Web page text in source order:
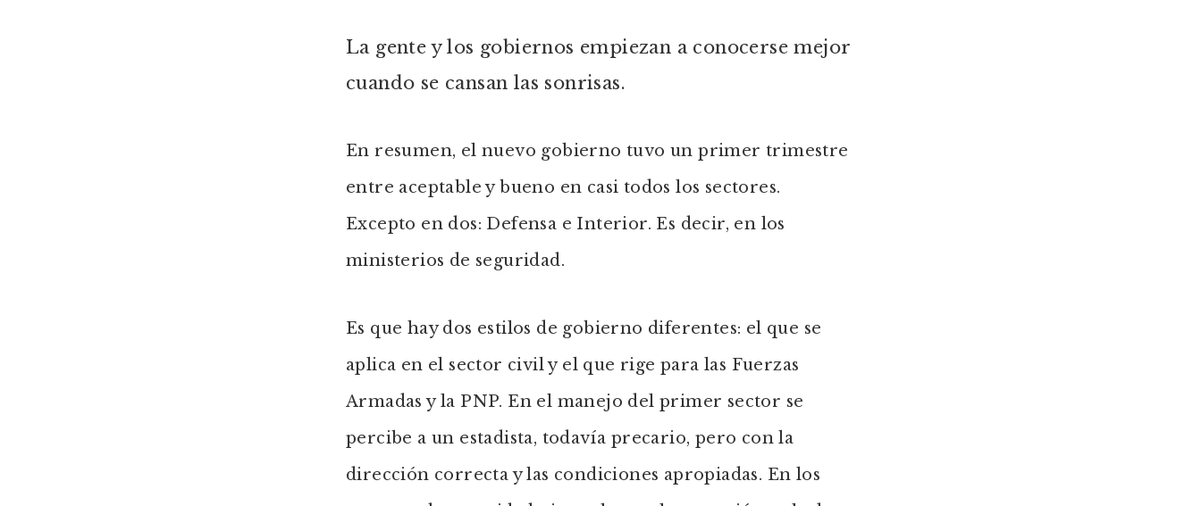
La gente y los gobiernos empiezan a conocerse mejor
cuando se cansan las sonrisas.
En resumen, el nuevo gobierno tuvo un primer trimestre
entre aceptable y bueno en casi todos los sectores.
Excepto en dos: Defensa e Interior. Es decir, en los
ministerios de seguridad.
Es que hay dos estilos de gobierno diferentes: el que se
aplica en el sector civil y el que rige para las Fuerzas
Armadas y la PNP. En el manejo del primer sector se
percibe a un estadista, todavía precario, pero con la
dirección correcta y las condiciones apropiadas. En los